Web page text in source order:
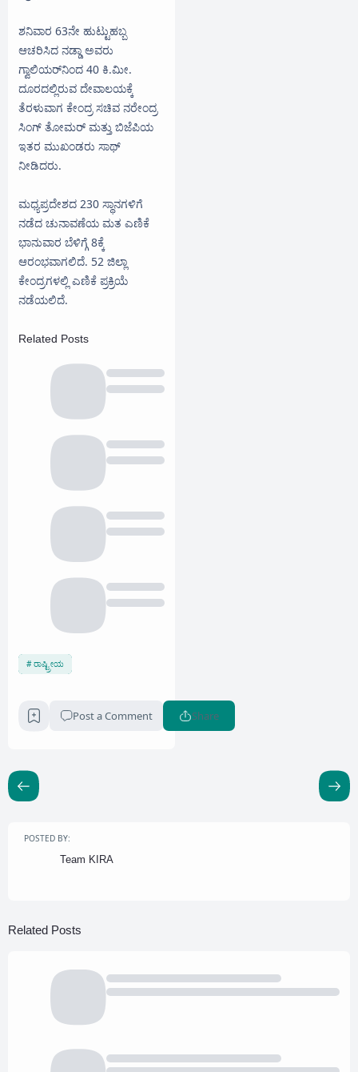
ಶನಿವಾರ 63ನೇ ಹುಟ್ಟುಹಬ್ಬ
ಆಚರಿಸಿದ ನಡ್ಡಾ ಅವರು
ಗ್ವಾಲಿಯರ್‌ನಿಂದ 40 ಕಿ.ಮೀ.
ದೂರದಲ್ಲಿರುವ ದೇವಾಲಯಕ್ಕೆ
ತೆರಳುವಾಗ ಕೇಂದ್ರ ಸಚಿವ ನರೇಂದ್ರ
ಸಿಂಗ್ ತೋಮ‌ರ್ ಮತ್ತು ಬಿಜೆಪಿಯ
ಇತರ ಮುಖಂಡರು ಸಾಥ್
ನೀಡಿದರು.
ಮಧ್ಯಪ್ರದೇಶದ 230 ಸ್ಥಾನಗಳಿಗೆ
ನಡೆದ ಚುನಾವಣೆಯ ಮತ ಎಣಿಕೆ
ಭಾನುವಾರ ಬೆಳಿಗ್ಗೆ 8ಕ್ಕೆ
ಆರಂಭವಾಗಲಿದೆ. 52 ಜಿಲ್ಲಾ
ಕೇಂದ್ರಗಳಲ್ಲಿ ಎಣಿಕೆ ಪ್ರಕ್ರಿಯೆ
ನಡೆಯಲಿದೆ.
Related Posts
ರಾಷ್ಟ್ರೀಯ
Post a Comment Share
POSTED BY:
Team KIRA
Related Posts